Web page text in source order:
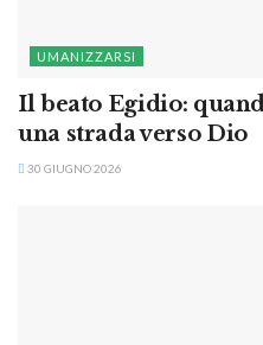
UMANIZZARSI
Il beato Egidio:
una strada verso Dio
30 GIUGNO 2026